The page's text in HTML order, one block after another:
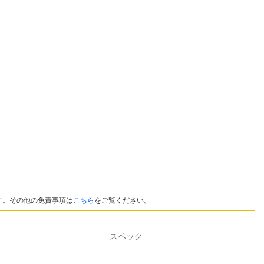
その他の免責事項はこちら をご覧ください。
スペック